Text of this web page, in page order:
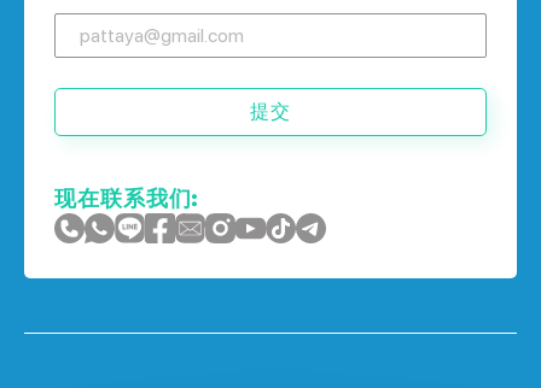
提交
现在联系我们: